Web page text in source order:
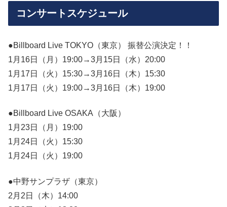
コンサートスケジュール
●Billboard Live TOKYO（東京） 振替公演決定！！
1月16日（月）19:00→3月15日（水）20:00
1月17日（火）15:30→3月16日（木）15:30
1月17日（火）19:00→3月16日（木）19:00
●Billboard Live OSAKA（大阪）
1月23日（月）19:00
1月24日（火）15:30
1月24日（火）19:00
●中野サンプラザ（東京）
2月2日（木）14:00